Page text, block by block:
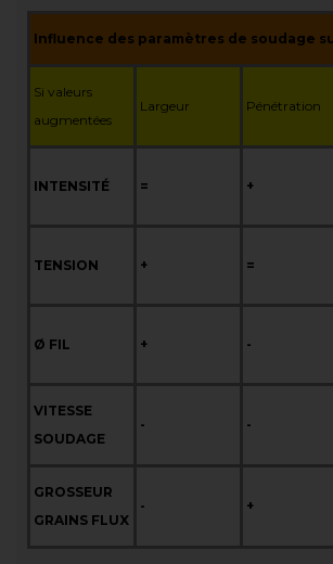
Influence des paramètres de soudage
Si valeurs
augmentées
Largeur Pénétration
INTENSITÉ = +
TENSION + =
Ø FIL + -
VITESSE
SOUDAGE
- -
GROSSEUR
GRAINS FLUX
- +